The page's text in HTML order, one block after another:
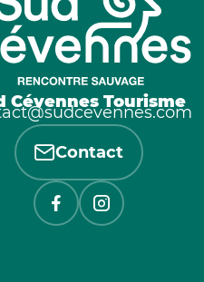
Cévennes Tourisme
Contact